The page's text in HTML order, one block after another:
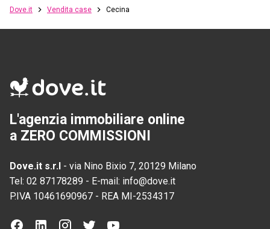
Dove.it Vendita case Cecina
L'agenzia immobiliare online
a ZERO COMMISSIONI
Dove.it s.r.l - via Nino Bixio 7, 20129 Milano
Tel: 02 87178289 - E-mail: info@dove.it
P.IVA 10461690967 - REA MI-2534317